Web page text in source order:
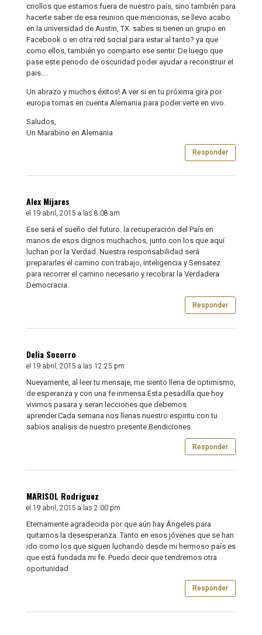
criollos que estamos fuera de nuestro país, sino también para
hacerte saber de esa reunion que mencionas, se llevo acabo
en la universidad de Austin, TX. sabes si tienen un grupo en
Facebook o en otra red social para estar al tanto? ya que
como ellos, también yo comparto ese sentir. De luego que
pase este periodo de oscuridad poder ayudar a reconstruir el
pais….
Un abrazo y muchos éxitos! A ver si en tu próxima gira por
europa tomas en cuenta Alemania para poder verte en vivo.
Saludos,
Un Marabino en Alemania
Responder
Alex Mijares
el 19 abril, 2015 a las 8:08 am
Ese será el sueño del futuro. la recuperación del País en
manos de esos dignos muchachos, junto con los que aquí
luchan por la Verdad. Nuestra responsabilidad será
prepararles el camino con trabajo, inteligencia y Sensatez
para recorrer el camino necesario y recobrar la Verdadera
Democracia.
Responder
Delia Socorro
el 19 abril, 2015 a las 12:25 pm
Nuevamente, al leer tu mensaje, me siento llena de optimismo,
de esperanza y con una fe inmensa.Esta pesadilla que hoy
vivimos pasara y seran lecciones que debemos
aprender.Cada semana nos llenas nuestro espiritu con tu
sabios analisis de nuestro presente.Bendiciones.
Responder
MARISOL Rodriguez
el 19 abril, 2015 a las 2:00 pm
Eternamente agradecida por que aún hay Ángeles para
quitarnos la desesperanza. Tanto en esos jóvenes que se han
ido como los que siguen luchando desde mi hermoso país es
que está fundada mi fe. Puedo decir que tendremos otra
oportunidad
Responder